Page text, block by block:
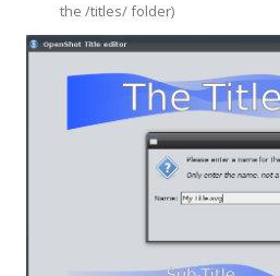
the /titles/ folder)